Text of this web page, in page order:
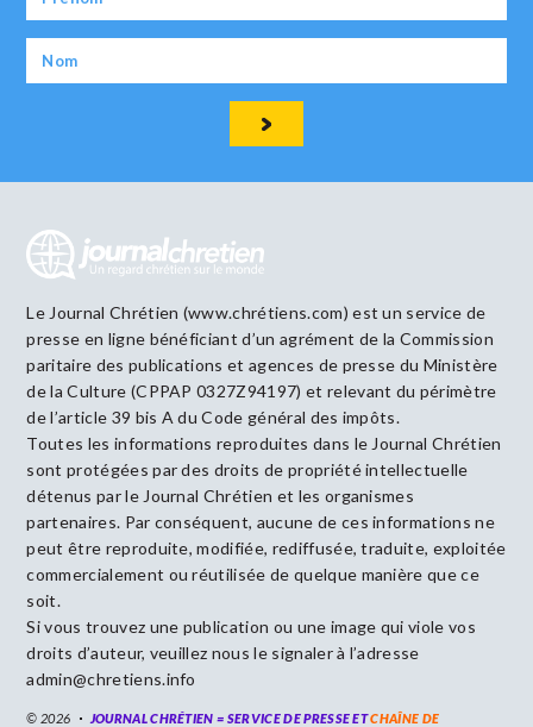
Le Journal Chrétien (www.chrétiens.com) est un service de
presse en ligne bénéficiant d’un agrément de la Commission
paritaire des publications et agences de presse du Ministère
de la Culture (CPPAP 0327Z94197) et relevant du périmètre
de l’article 39 bis A du Code général des impôts.
Toutes les informations reproduites dans le Journal Chrétien
sont protégées par des droits de propriété intellectuelle
détenus par le Journal Chrétien et les organismes
partenaires. Par conséquent, aucune de ces informations ne
peut être reproduite, modifiée, rediffusée, traduite, exploitée
commercialement ou réutilisée de quelque manière que ce
soit.
Si vous trouvez une publication ou une image qui viole vos
droits d’auteur, veuillez nous le signaler à l’adresse
admin@chretiens.info
© 2026 JOURNAL CHRÉTIEN = SERVICE DE PRESSE ETCHAÎNE DE